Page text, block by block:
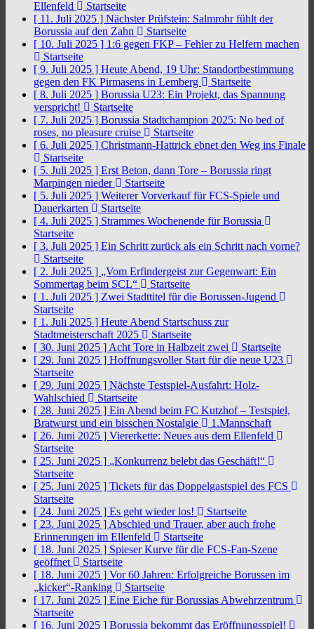
Ellenfeld
Startseite
[ 11. Juli 2025 ] Nächster Prüfstein: Salmrohr fühlt der
Borussia auf den Zahn
Startseite
[ 10. Juli 2025 ] 1:6 gegen FKP – Fehler zu Helfern machen
Startseite
[ 9. Juli 2025 ] Heute Abend, 19 Uhr: Standortbestimmung
gegen den FK Pirmasens in Lemberg
Startseite
[ 8. Juli 2025 ] Borussia U23: Ein Projekt, das Spannung
verspricht!
Startseite
[ 7. Juli 2025 ] Borussia Stadtchampion 2025: No bed of
roses, no pleasure cruise
Startseite
[ 6. Juli 2025 ] Christmann-Hattrick ebnet den Weg ins Finale
Startseite
[ 5. Juli 2025 ] Erst Beton, dann Tore – Borussia ringt
Marpingen nieder
Startseite
[ 5. Juli 2025 ] Weiterer Vorverkauf für FCS-Spiele und
Dauerkarten
Startseite
[ 4. Juli 2025 ] Strammes Wochenende für Borussia
Startseite
[ 3. Juli 2025 ] Ein Schritt zurück als ein Schritt nach vorne?
Startseite
[ 2. Juli 2025 ] „Vom Erfindergeist zur Gegenwart: Ein
Sommertag beim SCL“
Startseite
[ 1. Juli 2025 ] Zwei Stadttitel für die Borussen-Jugend
Startseite
[ 1. Juli 2025 ] Heute Abend Startschuss zur
Stadtmeisterschaft 2025
Startseite
[ 30. Juni 2025 ] Acht Tore in Halbzeit zwei
Startseite
[ 29. Juni 2025 ] Hoffnungsvoller Start für die neue U23
Startseite
[ 29. Juni 2025 ] Nächste Testspiel-Ausfahrt: Holz-
Wahlschied
Startseite
[ 28. Juni 2025 ] Ein Abend beim FC Kutzhof – Testspiel,
Bratwurst und ein bisschen Nostalgie
1.Mannschaft
[ 26. Juni 2025 ] Viererkette: Neues aus dem Ellenfeld
Startseite
[ 25. Juni 2025 ] „Konkurrenz belebt das Geschäft!“
Startseite
[ 25. Juni 2025 ] Tickets für das Doppelgastspiel des FCS
Startseite
[ 24. Juni 2025 ] Es geht wieder los!
Startseite
[ 23. Juni 2025 ] Abschied und Trauer, aber auch frohe
Erinnerungen im Ellenfeld
Startseite
[ 18. Juni 2025 ] Spieser Kurve für die FCS-Fan-Szene
geöffnet
Startseite
[ 18. Juni 2025 ] Vor 60 Jahren: Erfolgreiche Borussen im
„kicker“-Ranking
Startseite
[ 17. Juni 2025 ] Eine Eiche für Borussias Abwehrzentrum
Startseite
[ 16. Juni 2025 ] Borussia bekommt das Eröffnungsspiel!